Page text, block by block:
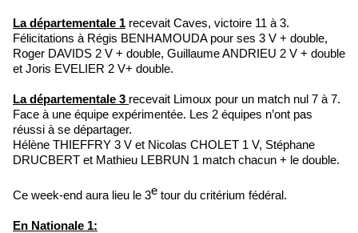
La départementale 1 recevait Caves, victoire 11 à 3.
Félicitations à Régis BENHAMOUDA pour ses 3 V + double,
Roger DAVIDS 2 V + double, Guillaume ANDRIEU 2 V + double
et Joris EVELIER 2 V+ double.
La départementale 3 recevait Limoux pour un match nul 7 à 7.
Face à une équipe expérimentée. Les 2 équipes n’ont pas
réussi à se départager.
Hélène THIEFFRY 3 V et Nicolas CHOLET 1 V, Stéphane
DRUCBERT et Mathieu LEBRUN 1 match chacun + le double.
Ce week-end aura lieu le 3e tour du critérium fédéral.
En Nationale 1: